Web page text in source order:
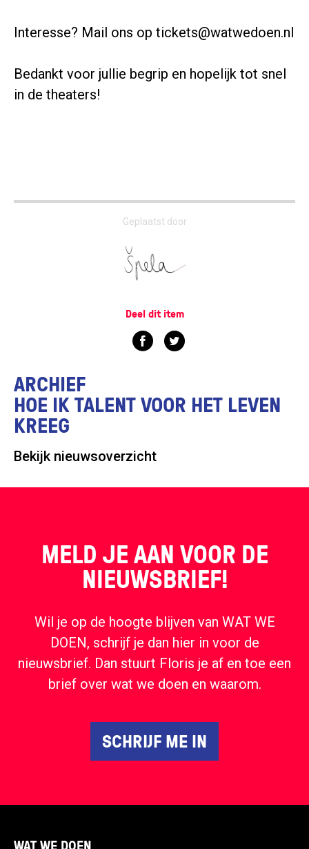
Interesse? Mail ons op tickets@watwedoen.nl
Bedankt voor jullie begrip en hopelijk tot snel
in de theaters!
Geplaatst door
Deel dit item
ARCHIEF
HOE IK TALENT VOOR HET LEVEN
KREEG
Bekijk nieuwsoverzicht
MELD JE AAN VOOR DE
NIEUWSBRIEF!
Wil je op de hoogte blijven van WAT WE
DOEN, schrijf je dan hier in voor de
nieuwsbrief. Dan stuurt Floris je af en toe een
brief over wat we doen en waarom.
SCHRIJF ME IN
WAT WE DOEN